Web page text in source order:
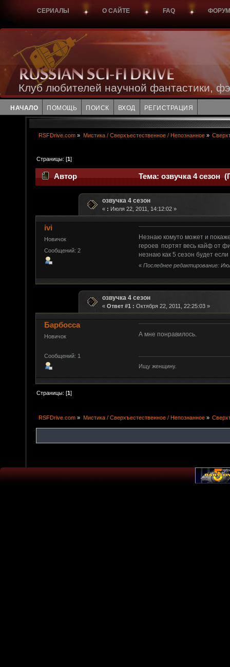
СЕРИАЛЫ О САЙТЕ FAQ ФОРУМ
Клуб любителей научной фантастики,
НАЧАЛО ПОМОЩЬ ПОИСК ВХОД РЕГИСТРАЦИЯ
RSFDrive.com » Мистика / Сверхъестественное / Непознанное»
Страницы: [1]
Автор Тема: озвучка 4 сезон
озвучка 4 сезон
« : Июля 22, 2011, 14:12:02 »
ivi
Новичок
Сообщений: 2
Незнаю комуто может и
героев портят весь кайф от
незнаю как 5 сезон будет
« Последнее редактирование:
озвучка 4 сезон
« Ответ #1 : Октября 22, 2011, 22:25:03 »
Барбосса
Новичок
Сообщений: 1
А мне понравилось.
Ищу женщину.
Страницы: [1]
RSFDrive.com » Мистика / Сверхъестественное / Непознанное»